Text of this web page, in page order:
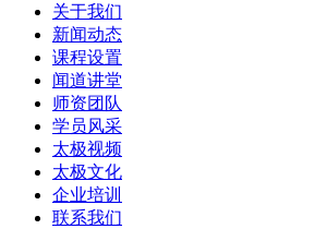
关于我们
新闻动态
课程设置
闻道讲堂
师资团队
学员风采
太极视频
太极文化
企业培训
联系我们